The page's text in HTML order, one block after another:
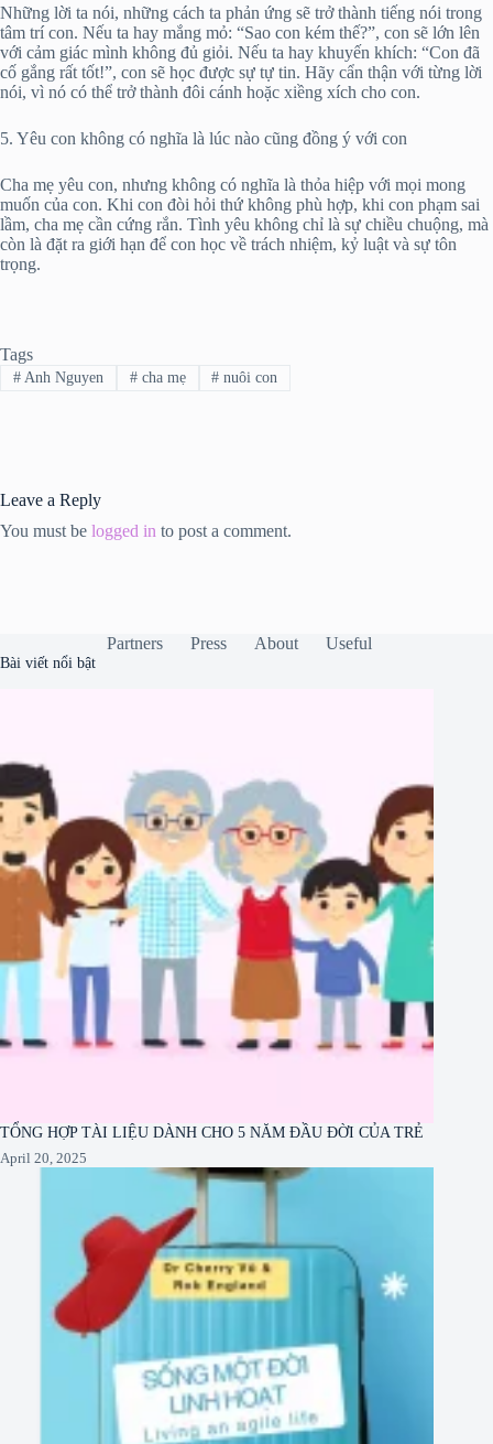
Những lời ta nói, những cách ta phản ứng sẽ trở thành tiếng nói trong
tâm trí con. Nếu ta hay mắng mỏ: “Sao con kém thế?”, con sẽ lớn lên
với cảm giác mình không đủ giỏi. Nếu ta hay khuyến khích: “Con đã
cố gắng rất tốt!”, con sẽ học được sự tự tin. Hãy cẩn thận với từng lời
nói, vì nó có thể trở thành đôi cánh hoặc xiềng xích cho con.
5. Yêu con không có nghĩa là lúc nào cũng đồng ý với con
Cha mẹ yêu con, nhưng không có nghĩa là thỏa hiệp với mọi mong
muốn của con. Khi con đòi hỏi thứ không phù hợp, khi con phạm sai
lầm, cha mẹ cần cứng rắn. Tình yêu không chỉ là sự chiều chuộng, mà
còn là đặt ra giới hạn để con học về trách nhiệm, kỷ luật và sự tôn
trọng.
Tags
#Anh Nguyen #cha mẹ # nuôi con
Leave a Reply
You must be logged in to post a comment.
Partners Press About Useful
Bài viết nổi bật
TỔNG HỢP TÀI LIỆU DÀNH CHO 5 NĂM ĐẦU ĐỜI CỦA TRẺ
April 20, 2025